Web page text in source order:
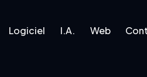
Logiciel I.A. Web